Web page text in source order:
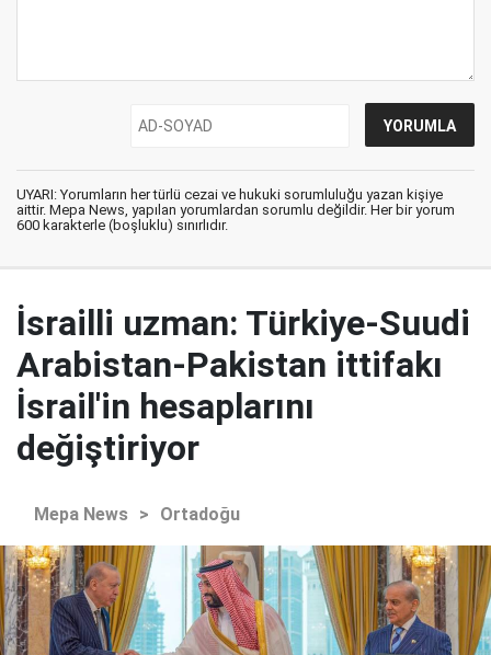
UYARI: Yorumların her türlü cezai ve hukuki sorumluluğu yazan kişiye
aittir. Mepa News, yapılan yorumlardan sorumlu değildir. Her bir yorum
600 karakterle (boşluklu) sınırlıdır.
İsrailli uzman: Türkiye-Suudi
Arabistan-Pakistan ittifakı
İsrail'in hesaplarını
değiştiriyor
Mepa News > Ortadoğu